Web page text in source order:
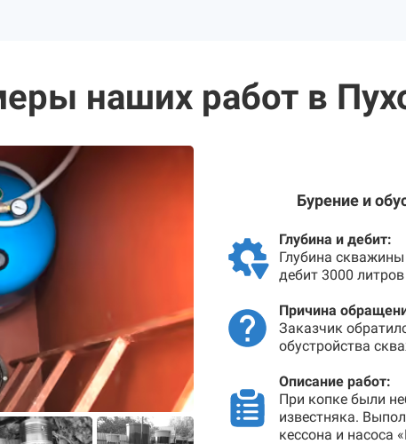
наших работ в
Бурение и
Глубина и дебит:
Глубина
дебит 3000
Причина
Заказчик
обустройства
Описание работ:
При копке были
известняка.
кессона и насоса